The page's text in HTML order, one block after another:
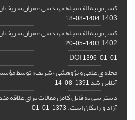
کسب رتبه الف مجله مهندسی عمران شریف
1403
1404-08-18
کسب رتبه الف مجله مهندسی عمران شریف
1402
1403-05-20
DOI1396-01-01
مجله ی علمی و پژوهشی «شریف» توسط
آنلاین شد1391-08-14
دسترسی به فایل کامل مقالات برای علاقه
آزاد و رایگان است.1373-01-01